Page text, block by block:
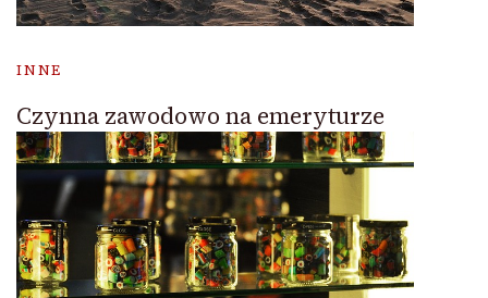
INNE
Czynna zawodowo na emeryturze